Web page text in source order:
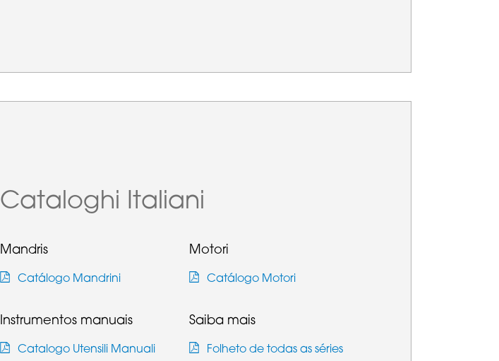
Cataloghi Italiani
Mandris
Catálogo Mandrini
Motori
Catálogo Motori
Instrumentos manuais
Catalogo Utensili Manuali
Saiba mais
Folheto de todas as séries